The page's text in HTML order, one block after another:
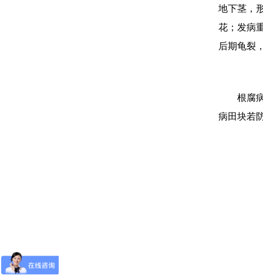
地下茎，
花；发病
后期龟裂
根腐
病田块若